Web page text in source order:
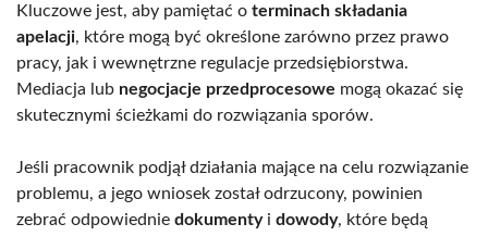
Kluczowe jest, aby pamiętać o terminach składania
apelacji, które mogą być określone zarówno przez prawo
pracy, jak i wewnętrzne regulacje przedsiębiorstwa.
Mediacja lub negocjacje przedprocesowe mogą okazać się
skutecznymi ścieżkami do rozwiązania sporów.
Jeśli pracownik podjął działania mające na celu rozwiązanie
problemu, a jego wniosek został odrzucony, powinien
zebrać odpowiednie dokumentyi dowody, które będą